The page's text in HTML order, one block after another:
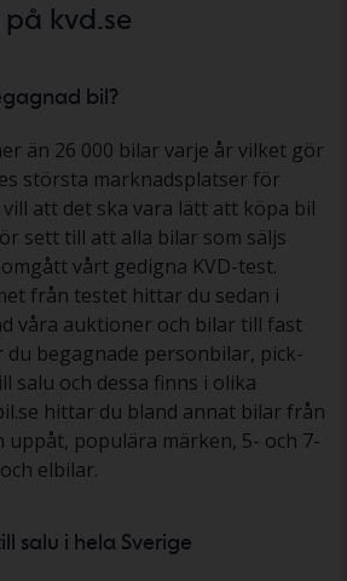
kvd.se
bil?
än 26 000 bilar varje år vilket gör
största marknadsplatser för
att det ska vara lätt att köpa bil
sett till att alla bilar som säljs
vårt gedigna KVD-test.
från testet hittar du sedan i
våra auktioner och bilar till fast
du begagnade personbilar, pick-
salu och dessa finns i olika
hittar du bland annat bilar från
uppåt, populära märken, 5- och 7-
elbilar.
salu i hela Sverige